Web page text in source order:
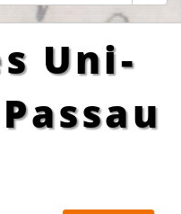
Uni-